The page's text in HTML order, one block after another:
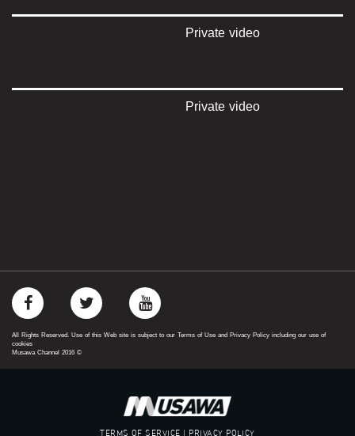
Private video
Private video
All Rights Reserved. Use of this Web site is subject to our Terms of Use and Privacy Policy including our use of
cookies
©
2016
TERMS OF SERVICE | PRIVACY POLICY